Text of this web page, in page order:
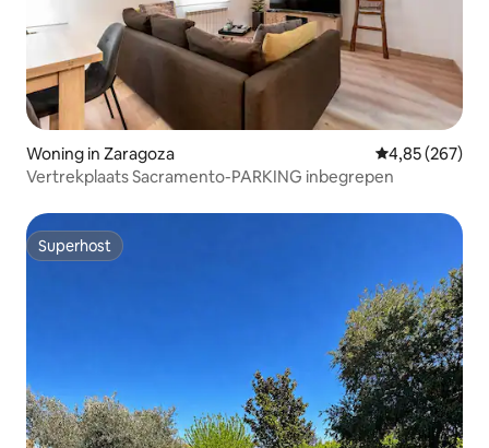
Woning in Zaragoza Gemiddelde
4,85 (267)
Vertrekplaats Sacramento-PARKING inbegrepen
Superhost
Superhost